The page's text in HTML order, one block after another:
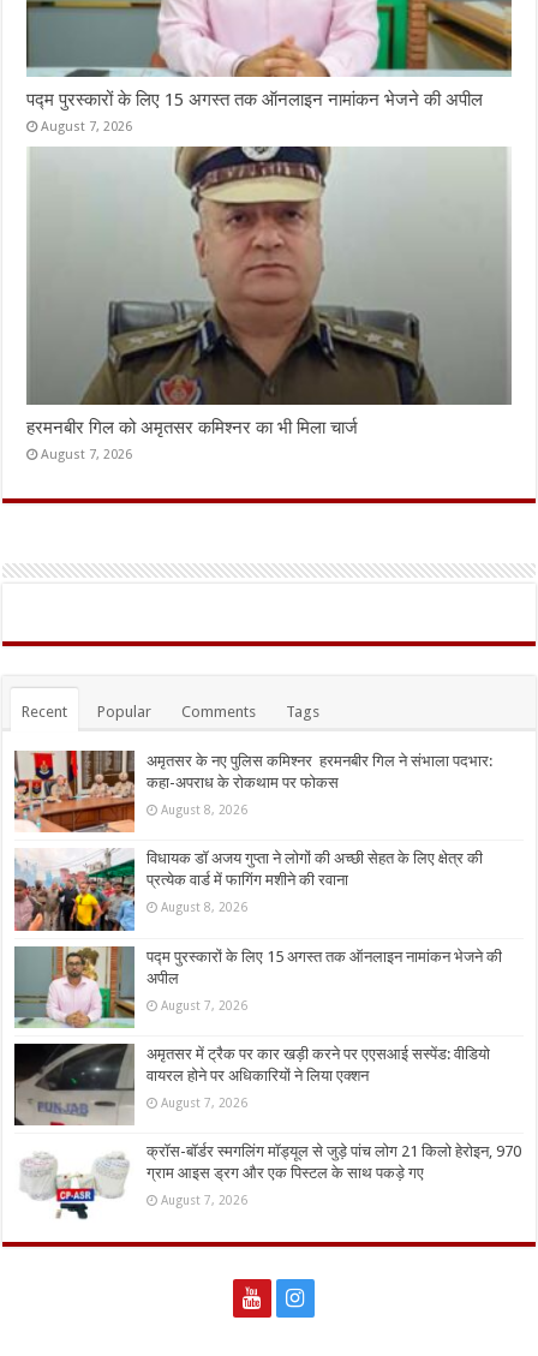
पद्म पुरस्कारों के लिए 15 अगस्त तक ऑनलाइन नामांकन भेजने की अपील
August 7, 2026
हरमनबीर गिल को अमृतसर कमिश्नर का भी मिला चार्ज
August 7, 2026
Recent Popular Comments Tags
अमृतसर के नए पुलिस कमिश्नर हरमनबीर गिल ने संभाला पदभार:
कहा-अपराध के रोकथाम पर फोकस
August 8, 2026
विधायक डॉ अजय गुप्ता ने लोगों की अच्छी सेहत के लिए क्षेत्र की
प्रत्येक वार्ड में फागिंग मशीने की रवाना
August 8, 2026
पद्म पुरस्कारों के लिए 15 अगस्त तक ऑनलाइन नामांकन भेजने की
अपील
August 7, 2026
अमृतसर में ट्रैक पर कार खड़ी करने पर एएसआई सस्पेंड: वीडियो
वायरल होने पर अधिकारियों ने लिया एक्शन
August 7, 2026
क्रॉस-बॉर्डर स्मगलिंग मॉड्यूल से जुड़े पांच लोग 21 किलो हेरोइन, 970
ग्राम आइस ड्रग और एक पिस्टल के साथ पकड़े गए
August 7, 2026